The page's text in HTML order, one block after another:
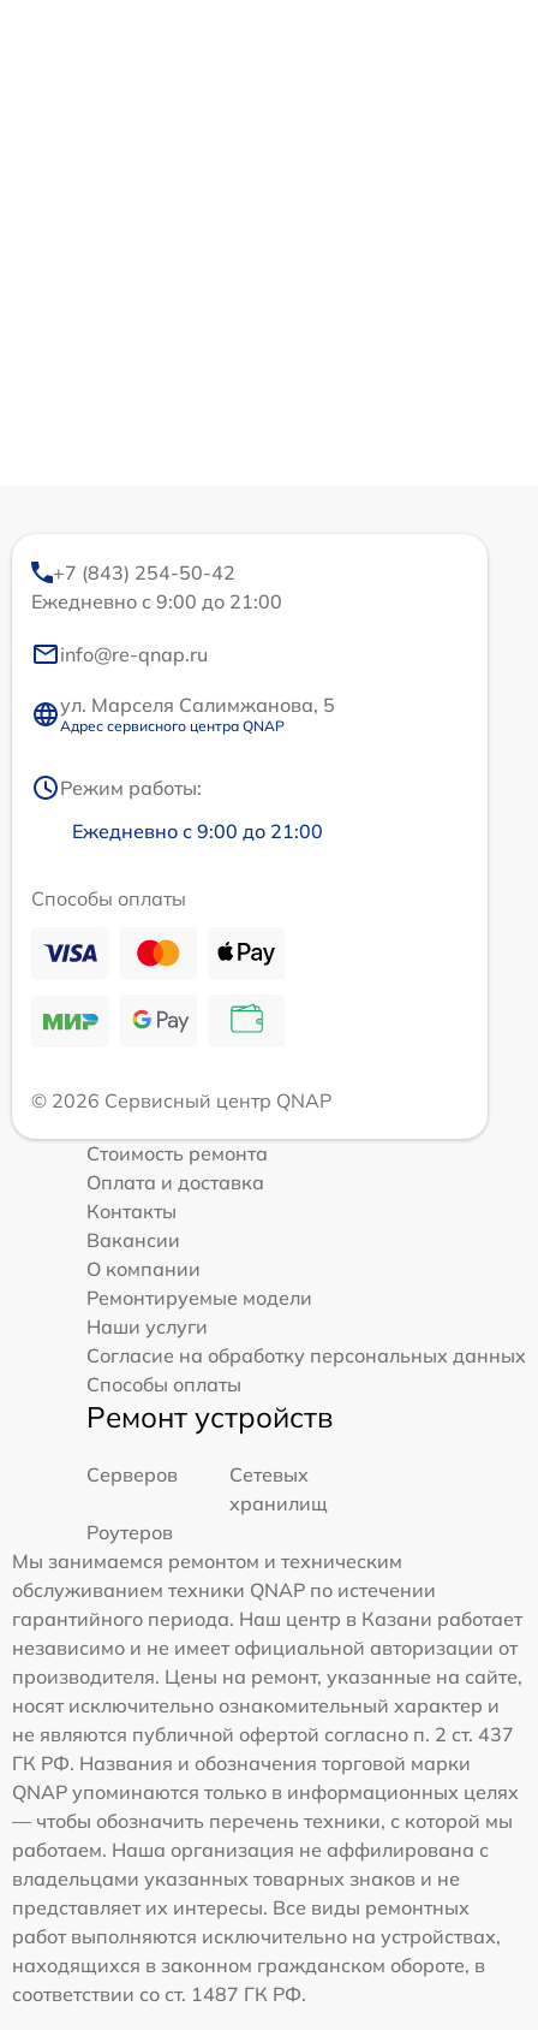
+7 (843) 254-50-42
Ежедневно с 9:00 до 21:00
info@re-qnap.ru
ул. Марселя Салимжанова, 5
Адрес сервисного центра QNAP
Режим работы:
Ежедневно с 9:00 до 21:00
Способы оплаты
© 2026 Сервисный центр QNAP
Стоимость ремонта
Оплата и доставка
Контакты
Вакансии
О компании
Ремонтируемые модели
Наши услуги
Согласие на обработку персональных данных
Способы оплаты
Ремонт устройств
Серверов
Сетевых
хранилищ
Роутеров
Мы занимаемся ремонтом и техническим
обслуживанием техники QNAP по истечении
гарантийного периода. Наш центр в Казани работает
независимо и не имеет официальной авторизации от
производителя. Цены на ремонт, указанные на сайте,
носят исключительно ознакомительный характер и
не являются публичной офертой согласно п. 2 ст. 437
ГК РФ. Названия и обозначения торговой марки
QNAP упоминаются только в информационных целях
— чтобы обозначить перечень техники, с которой мы
работаем. Наша организация не аффилирована с
владельцами указанных товарных знаков и не
представляет их интересы. Все виды ремонтных
работ выполняются исключительно на устройствах,
находящихся в законном гражданском обороте, в
соответствии со ст. 1487 ГК РФ.